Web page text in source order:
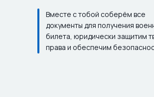
Вместе с тобой соберём все
документы для получения
билета, юридически защитим
права и обеспечим